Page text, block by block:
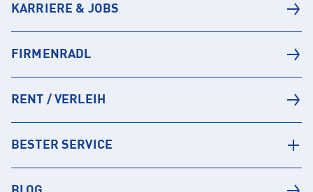
KARRIERE & JOBS
FIRMENRADL
RENT / VERLEIH
BESTER SERVICE